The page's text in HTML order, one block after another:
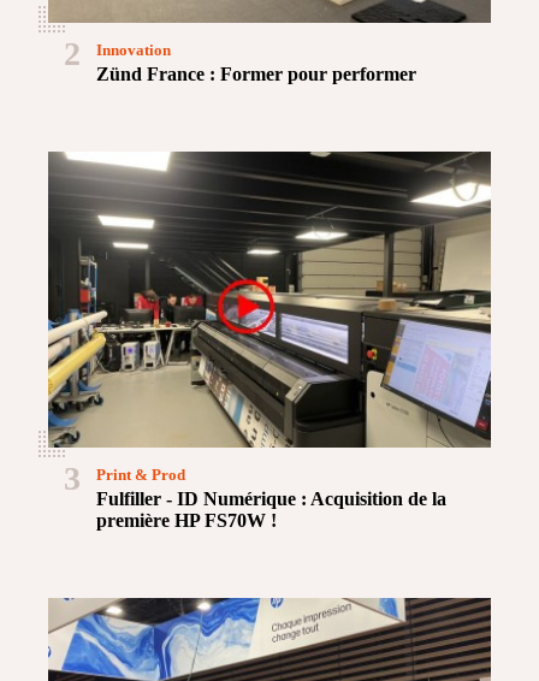
2
Zünd France : Former pour performer
Innovation
3
Fulfiller - ID Numérique : Acquisition de la
première HP FS70W !
Print & Prod